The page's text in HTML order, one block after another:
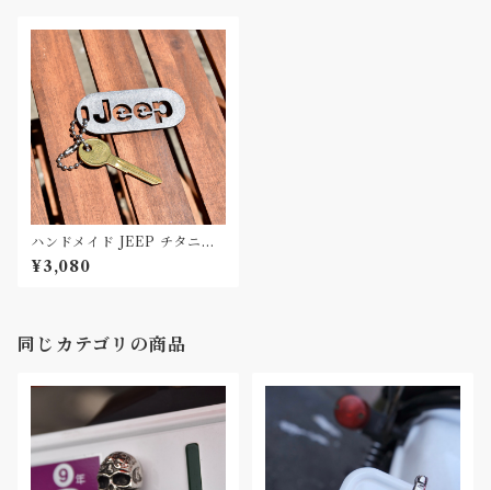
ハンドメイド JEEP チタニウ
ム キーチェーン Titanium Ke
ychain Raw
¥3,080
同じカテゴリの商品